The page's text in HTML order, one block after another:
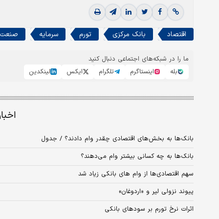
اقتصاد بانک مرکزی تورم سرمایه
ما را در شبکه‌های اجتماعی دنبال کنید
بله
اینستاگرم تلگرام ایکس لینکدین
بانک‌ها به بخش‌های اقتصادی چقدر وام دادند؟ / جدول
بانک‌ها به چه کسانی بیشتر وام می‌دهند؟
سهم اقتصادی‌ها از وام‌ های بانکی زیاد شد
پیوند نزولی لیر و «اردوغان»
اثرات نرخ تورم بر سودهای بانکی